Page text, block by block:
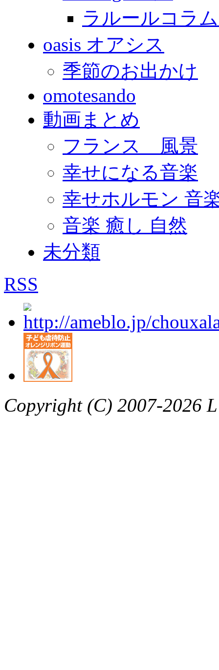
ラルールコラ
oasis オアシス
季節のお出かけ
omotesando
動画まとめ
フランス 風景
幸せになる音楽
幸せホルモン 音
音楽 癒し 自然
未分類
RSS
Copyright (C) 2007-2026